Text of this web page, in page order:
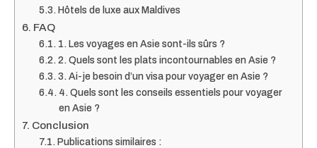
Hôtels de luxe aux Maldives
FAQ
1. Les voyages en Asie sont-ils sûrs ?
2. Quels sont les plats incontournables en Asie ?
3. Ai-je besoin d’un visa pour voyager en Asie ?
4. Quels sont les conseils essentiels pour voyager
en Asie ?
Conclusion
Publications similaires :